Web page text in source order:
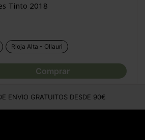
Tinto 2018
Rioja Alta - Ollauri
Comprar
ENVIO GRATUITOS DESDE 90€